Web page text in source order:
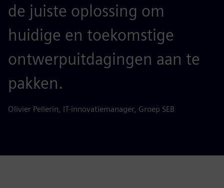
de juiste oplossing om
huidige en toekomstige
ontwerpuitdagingen aan te
pakken.
Olivier Pellerin, IT-innovatiemanager, Groep SEB